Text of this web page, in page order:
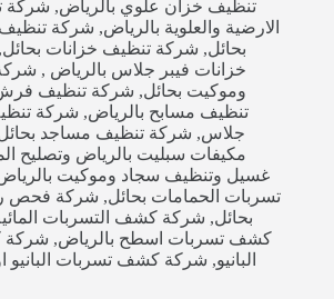
تنظيف خزان علوي بالرياض, شركة
الارضية والعلوية بالرياض, شركة تنظيف
بحائل, شركة تنظيف خزانات بحائل,
خزانات فيبر جلاس بالرياض ,
وموكيت بحائل, شركة تنظيف فرش
تنظيف مسابح بالرياض, شركة
جلاس, شركة تنظيف مساجد
مكيفات سبليت بالرياض وتصليح
غسيل وتنظيف سجاد وموكيت
تسربات الحمامات بحائل, شركة فحص
بحائل, شركة كشف التسربات
كشف تسربات اسطح بالرياض, شركة
البانيو, شركة كشف تسربات البانيو